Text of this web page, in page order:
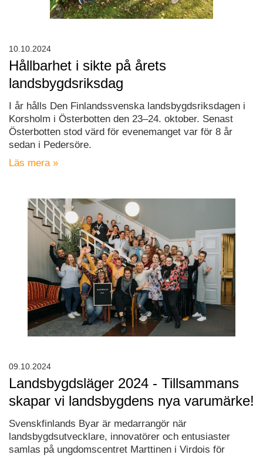
Hållbarhet i sikte på årets
landsbygdsriksdag
I år hålls Den Finlandssvenska landsbygdsriksdagen i
Korsholm i Österbotten den 23–24. oktober. Senast
Österbotten stod värd för evenemanget var för 8 år
sedan i Pedersöre.
Läs mera »
10.10.2024
Landsbygdsläger 2024 - Tillsammans
skapar vi landsbygdens nya varumärke!
Svenskfinlands Byar är medarrangör när
landsbygdsutvecklare, innovatörer och entusiaster
samlas på ungdomscentret Marttinen i Virdois för
09.10.2024